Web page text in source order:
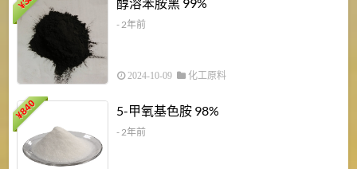
¥
- 2年前
2024-10-09 化工原料
¥
840 5-甲氧基色胺 98%
- 2年前